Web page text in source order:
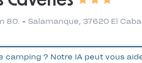
80. - Salamanque, 37620 El